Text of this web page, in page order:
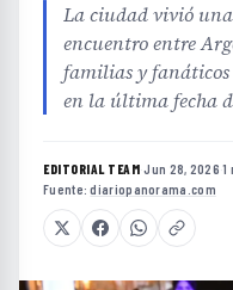
La ciudad vivió
encuentro entre
familias y fanáticos
en la última fecha
EDITORIAL TEAM·Jun 28, 2026·1
Fuente:diariopanorama.com